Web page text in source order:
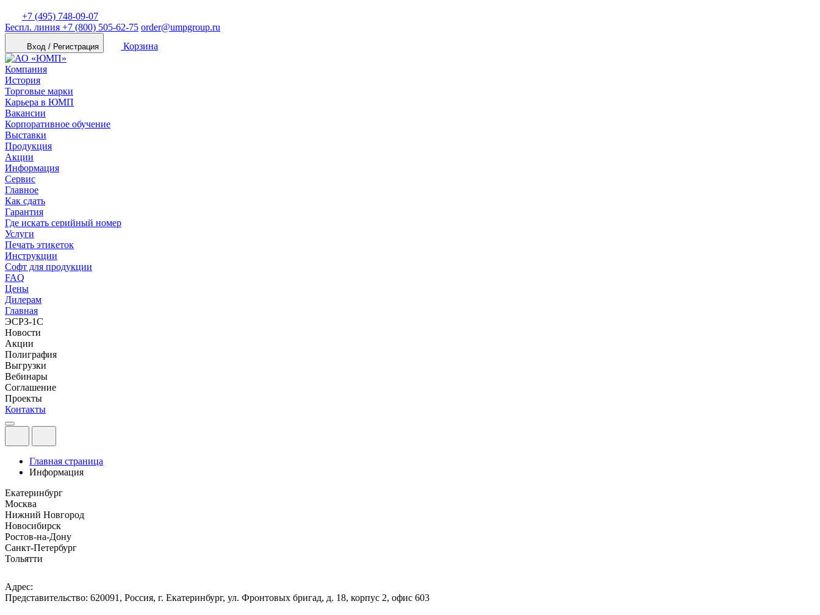
+7 (495) 748-09-07
Беспл. линия +7 (800) 505-62-75 order@umpgroup.ru
Вход / Регистрация Корзина
Компания
История
Торговые марки
Карьера в ЮМП
Вакансии
Корпоративное обучение
Выставки
Продукция
Акции
Информация
Сервис
Главное
Как сдать
Гарантия
Где искать серийный номер
Услуги
Печать этикеток
Инструкции
Софт для продукции
FAQ
Цены
Дилерам
Главная
ЭСРЗ-1С
Новости
Акции
Полиграфия
Выгрузки
Вебинары
Соглашение
Проекты
Контакты
Главная страница
Информация
Екатеринбург
Москва
Нижний Новгород
Новосибирск
Ростов-на-Дону
Санкт-Петербург
Тольятти
Адрес:
Представительство: 620091, Россия, г. Екатеринбург, ул. Фронтовых бригад, д. 18, корпус 2, офис 603